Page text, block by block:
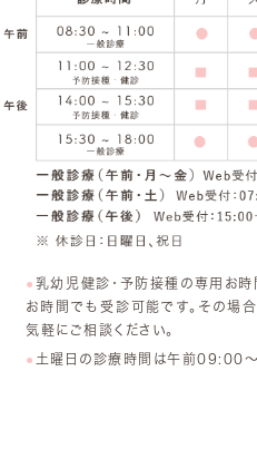
乳幼児健診・予防接種の専用お時
お時間でも受診可能です。その場
気軽にご相談ください。
土曜日の診療時間は午前09:00～